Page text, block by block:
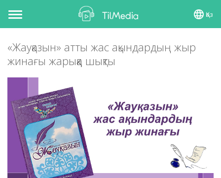
Toggle
navigation
Қаз
«Жауқазын» атты жас ақындардың жыр
жинағы жарыққа шықты